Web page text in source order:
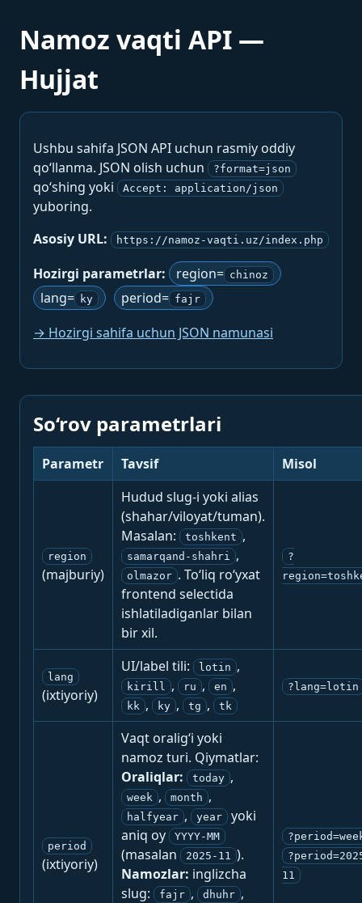
Namoz vaqti API —
Hujjat
Ushbu sahifa JSON API uchun rasmiy oddiy
qo‘llanma. JSON olish uchun
?format=json
qo‘shing yoki Accept: application/json
yuboring.
Asosiy URL:
https://namoz-vaqti.uz/index.php
Hozirgi parametrlar: region= chinoz
lang= ky period= fajr
→ Hozirgi sahifa uchun JSON namunasi
So‘rov parametrlari
Parametr Tavsif Misol
region
(majburiy)
Hudud slug-i yoki alias
(shahar/viloyat/tuman).
Masalan:
toshkent ,
samarqand-shahri ,
olmazor . To‘liq ro‘yxat
frontend selectida
ishlatiladiganlar bilan
bir xil.
?
lang
(ixtiyoriy)
UI/label tili: lotin ,
kirill , ru , en ,
kk , ky , tg , tk
?lang=lotin
period
(ixtiyoriy)
Vaqt oralig‘i yoki
namoz turi. Qiymatlar:
Oraliqlar:
today ,
week , month ,
halfyear , year
yoki
aniq oy
YYYY-MM
(masalan 2025-11 ).
Namozlar: inglizcha
slug:
fajr , dhuhr ,
11